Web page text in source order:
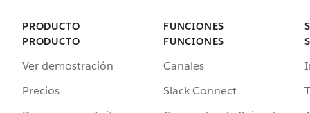
PRODUCTO
PRODUCTO
Ver demostración
Precios
FUNCIONES
FUNCIONES
Canales
Slack Connect